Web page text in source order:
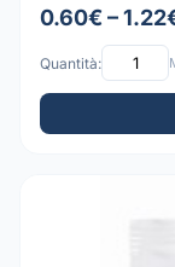
0.60€ –
Quantità: